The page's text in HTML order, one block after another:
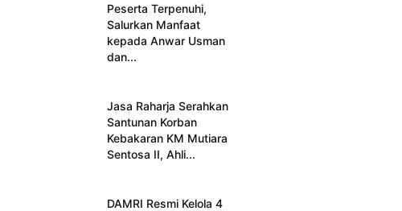
Peserta Terpenuhi,
Salurkan Manfaat
kepada Anwar Usman
dan...
Jasa Raharja Serahkan
Santunan Korban
Kebakaran KM Mutiara
Sentosa II, Ahli...
DAMRI Resmi Kelola 4